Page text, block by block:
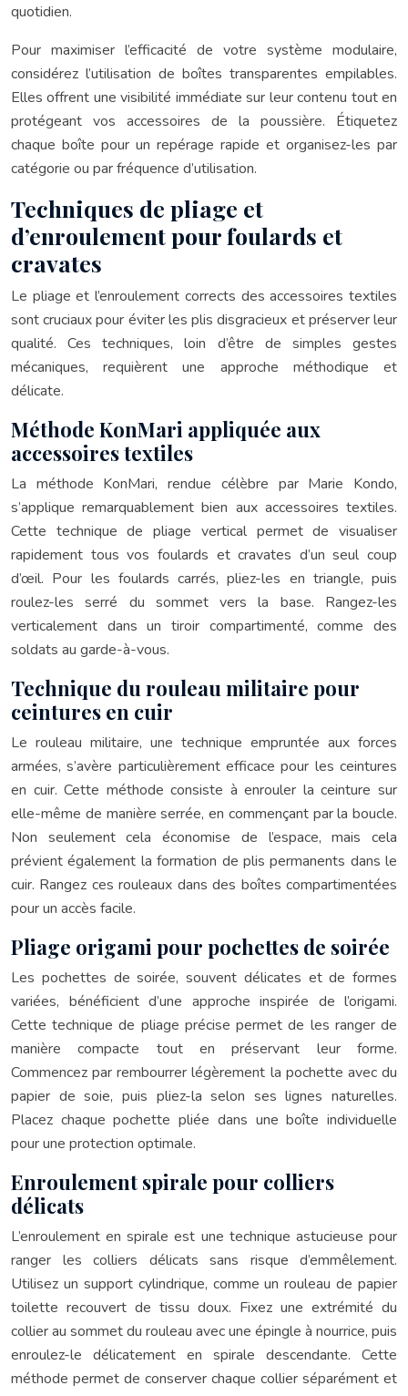
quotidien.
Pour maximiser l’efficacité de votre système modulaire,
considérez l’utilisation de boîtes transparentes empilables.
Elles offrent une visibilité immédiate sur leur contenu tout en
protégeant vos accessoires de la poussière. Étiquetez
chaque boîte pour un repérage rapide et organisez-les par
catégorie ou par fréquence d’utilisation.
Techniques de pliage et
d’enroulement pour foulards et
cravates
Le pliage et l’enroulement corrects des accessoires textiles
sont cruciaux pour éviter les plis disgracieux et préserver leur
qualité. Ces techniques, loin d’être de simples gestes
mécaniques, requièrent une approche méthodique et
délicate.
Méthode KonMari appliquée aux
accessoires textiles
La méthode KonMari, rendue célèbre par Marie Kondo,
s’applique remarquablement bien aux accessoires textiles.
Cette technique de pliage vertical permet de visualiser
rapidement tous vos foulards et cravates d’un seul coup
d’œil. Pour les foulards carrés, pliez-les en triangle, puis
roulez-les serré du sommet vers la base. Rangez-les
verticalement dans un tiroir compartimenté, comme des
soldats au garde-à-vous.
Technique du rouleau militaire pour
ceintures en cuir
Le rouleau militaire, une technique empruntée aux forces
armées, s’avère particulièrement efficace pour les ceintures
en cuir. Cette méthode consiste à enrouler la ceinture sur
elle-même de manière serrée, en commençant par la boucle.
Non seulement cela économise de l’espace, mais cela
prévient également la formation de plis permanents dans le
cuir. Rangez ces rouleaux dans des boîtes compartimentées
pour un accès facile.
Pliage origami pour pochettes de soirée
Les pochettes de soirée, souvent délicates et de formes
variées, bénéficient d’une approche inspirée de l’origami.
Cette technique de pliage précise permet de les ranger de
manière compacte tout en préservant leur forme.
Commencez par rembourrer légèrement la pochette avec du
papier de soie, puis pliez-la selon ses lignes naturelles.
Placez chaque pochette pliée dans une boîte individuelle
pour une protection optimale.
Enroulement spirale pour colliers
délicats
L’enroulement en spirale est une technique astucieuse pour
ranger les colliers délicats sans risque d’emmêlement.
Utilisez un support cylindrique, comme un rouleau de papier
toilette recouvert de tissu doux. Fixez une extrémité du
collier au sommet du rouleau avec une épingle à nourrice, puis
enroulez-le délicatement en spirale descendante. Cette
méthode permet de conserver chaque collier séparément et